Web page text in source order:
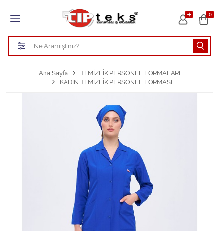
0
Tüm Kategoriler
HASTANE KIYAFETLERİ
TEMİZLİK PERSONEL FORMALARI
Ana Sayfa
TEMİZLİK PERSONEL FORMALARI
KADIN TEMİZLİK PERSONEL FORMASI